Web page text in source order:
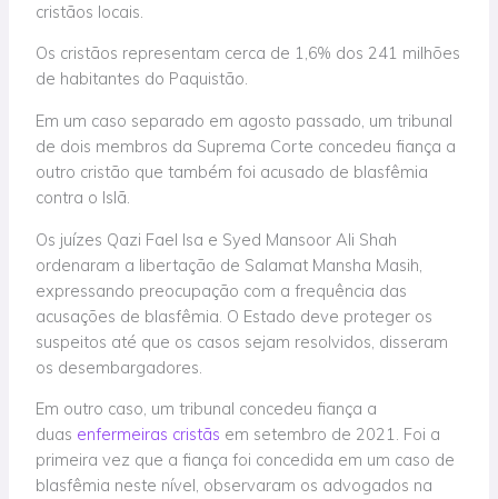
cristãos locais.
Os cristãos representam cerca de 1,6% dos 241 milhões
de habitantes do Paquistão.
Em um caso separado em agosto passado, um tribunal
de dois membros da Suprema Corte concedeu fiança a
outro cristão que também foi acusado de blasfêmia
contra o Islã.
Os juízes Qazi Fael Isa e Syed Mansoor Ali Shah
ordenaram a libertação de Salamat Mansha Masih,
expressando preocupação com a frequência das
acusações de blasfêmia. O Estado deve proteger os
suspeitos até que os casos sejam resolvidos, disseram
os desembargadores.
Em outro caso, um tribunal concedeu fiança a
duas enfermeiras cristãs em setembro de 2021. Foi a
primeira vez que a fiança foi concedida em um caso de
blasfêmia neste nível, observaram os advogados na